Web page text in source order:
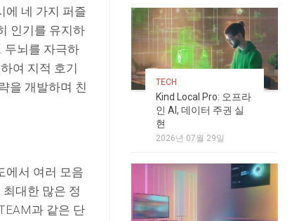
에 네 가지 퍼즐
인기를 유지하
두뇌를 자극하
여 지적 호기
을 개발하며 친
에서 여러 모음
대한 많은 정
과 같은 단
TECH
Kind Local Pro: 오프라
인 AI, 데이터 주권 실
현
2026년 07월 29일